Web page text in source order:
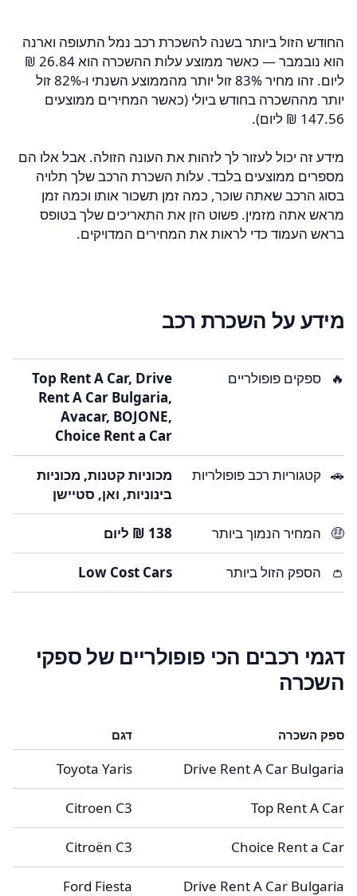
החודש הזול ביותר בשנה להשכרת רכב נמל התעופה וארנה
הוא נובמבר — כאשר ממוצע עלות ההשכרה הוא ‏26.84 ‏₪
ליום. זהו מחיר 83% זול יותר מהממוצע השנתי ו-82% זול
יותר מההשכרה בחודש ביולי (כאשר המחירים ממוצעים
מידע זה יכול לעזור לך לזהות את העונה הזולה. אבל אלו הם
מספרים ממוצעים בלבד. עלות השכרת הרכב שלך תלויה
בסוג הרכב שאתה שוכר, כמה זמן תשכור אותו וכמה זמן
מראש אתה מזמין. פשוט הזן את התאריכים שלך בטופס
בראש העמוד כדי לראות את המחירים המדויקים.
מידע על השכרת רכב
🔥 ספקים פופולריים
Top Rent A Car, Drive
Rent A Car Bulgaria,
Avacar, BOJONE,
Choice Rent a Car
🚗 קטגוריות רכב פופולריות
מכוניות קטנות, מכוניות
בינוניות, ואן, סטיישן
🤑 המחיר הנמוך ביותר
👛 הספק הזול ביותר Low Cost Cars
דגמי רכבים הכי פופולריים של ספקי
השכרה
ספק השכרה דגם
Drive Rent A Car Bulgaria
Toyota Yaris
Top Rent A Car
Citroen C3
Choice Rent a Car
Citroën C3
Drive Rent A Car Bulgaria
Ford Fiesta